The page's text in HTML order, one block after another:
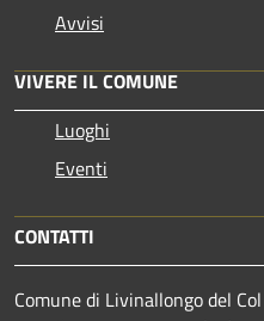
Avvisi
VIVERE IL COMUNE
Luoghi
Eventi
CONTATTI
Comune di Livinallongo del